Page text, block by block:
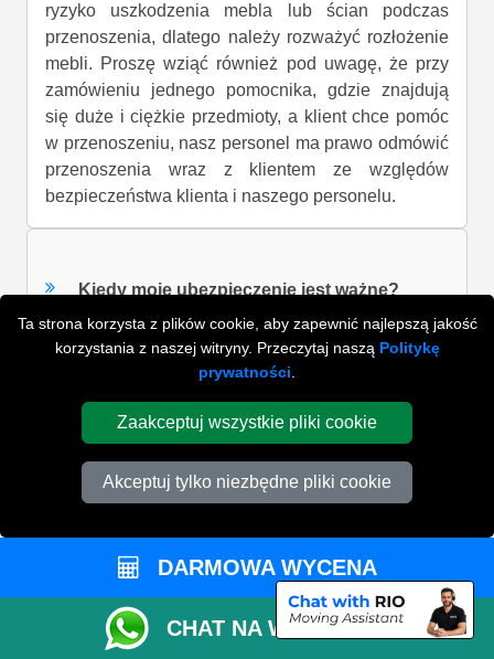
Ta strona korzysta z plików cookie, aby zapewnić najlepszą jakość
korzystania z naszej witryny. Przeczytaj naszą Politykę
prywatności
Zaakceptuj wszystkie pliki cookie
Akceptuj tylko niezbędne pliki cookie
ryzyko uszkodzenia mebla lub ścian podczas
przenoszenia, dlatego należy rozważyć rozłożenie
mebli. Proszę wziąć również pod uwagę, że przy
zamówieniu jednego pomocnika, gdzie znajdują
się duże i ciężkie przedmioty, a klient chce pomóc
w przenoszeniu, nasz personel ma prawo odmówić
przenoszenia wraz z klientem ze względów
bezpieczeństwa klienta i naszego personelu.
Kiedy moje ubezpieczenie jest ważne?
Czy spodziewacie się opóźnień?
Dlaczego moja rezerwacja została
anulowana?
Czy muszę zabezpieczyć swoje rzeczy?
DARMOWA WYCENA
CHAT NA WHATSAPP